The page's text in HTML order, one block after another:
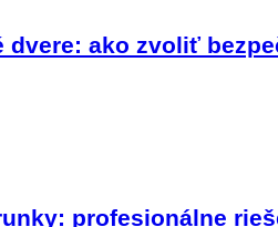
dvere: ako zvoliť
profesionálne